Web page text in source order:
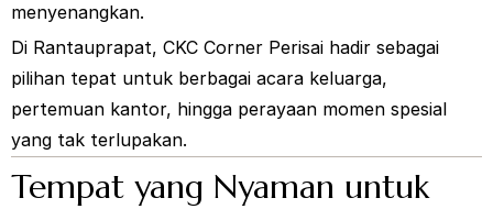
menyenangkan.
Di Rantauprapat, CKC Corner Perisai hadir sebagai
pilihan tepat untuk berbagai acara keluarga,
pertemuan kantor, hingga perayaan momen spesial
yang tak terlupakan.
Tempat yang Nyaman untuk